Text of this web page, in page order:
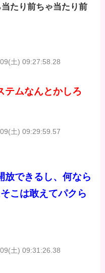
たり前ちゃ当たり前
土) 09:27:58.28
テムなんとかしろ
土) 09:29:59.57
放できるし、何なら
こは敢えてパクら
土) 09:31:26.38